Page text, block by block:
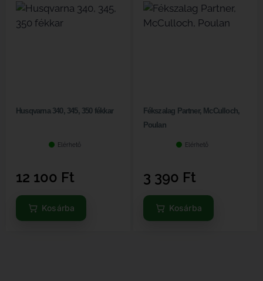
Husqvarna 340, 345, 350 fékkar
Elérhető
12 100 Ft
Kosárba
Fékszalag Partner, McCulloch,
Poulan
Elérhető
3 390 Ft
Kosárba